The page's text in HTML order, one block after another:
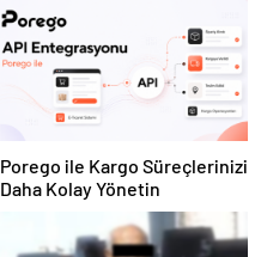
Porego ile Kargo Süreçlerinizi
Daha Kolay Yönetin